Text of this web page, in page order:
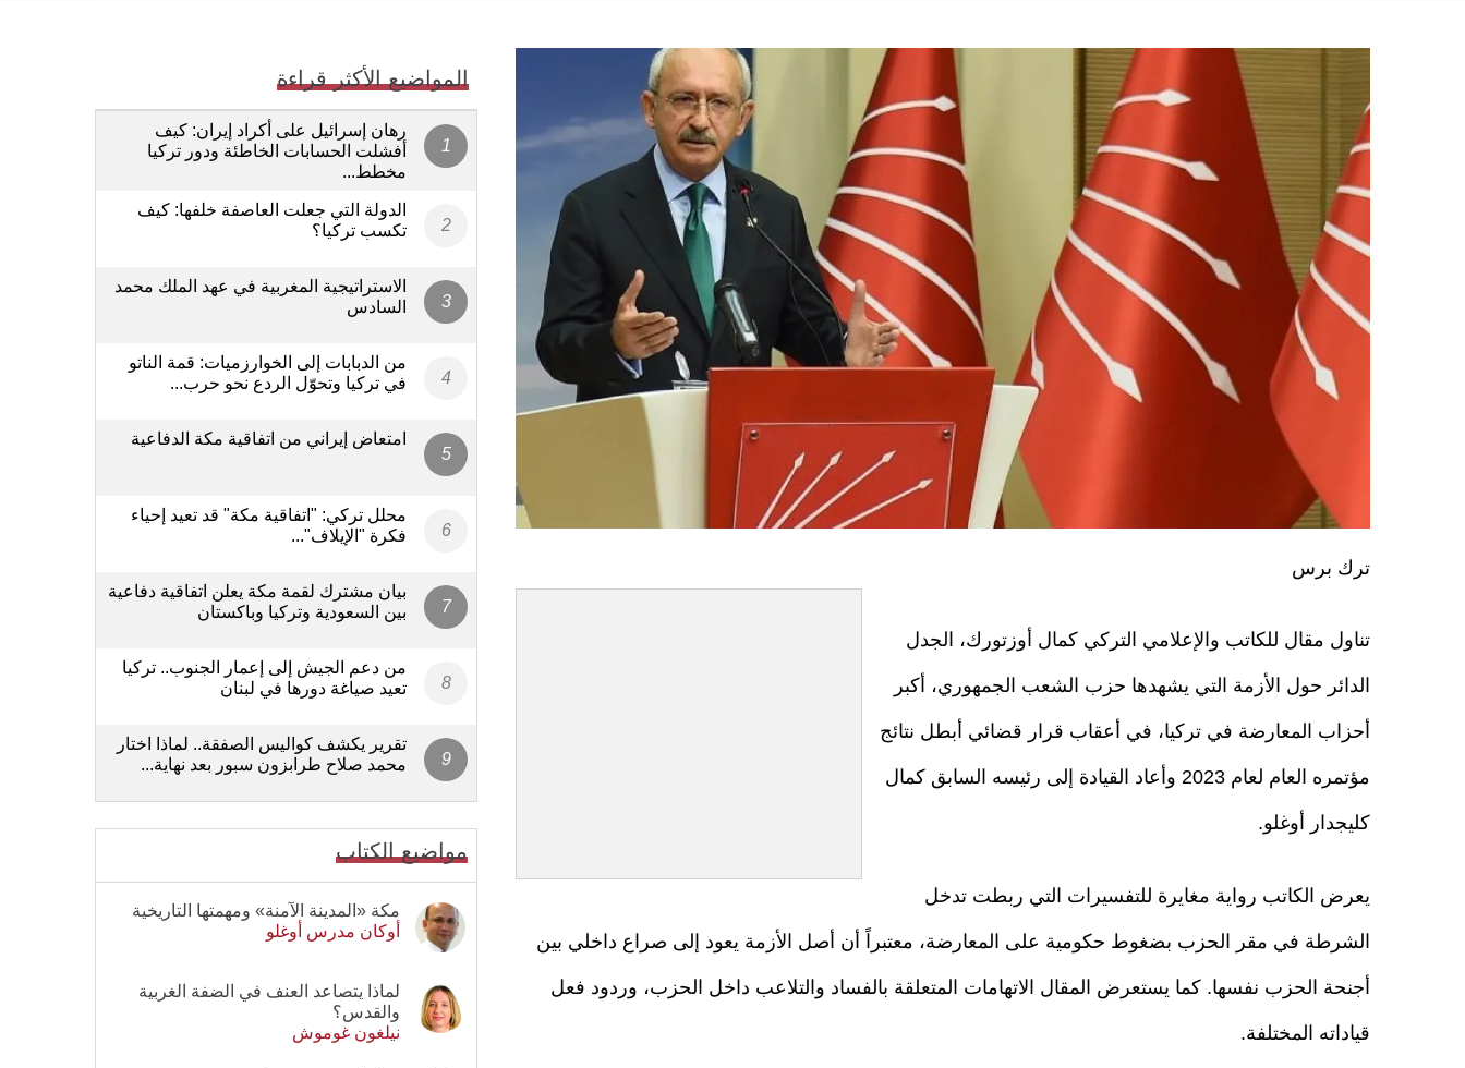
ترك برس
تناول مقال للكاتب والإعلامي التركي كمال أوزتورك، الجدل
الدائر حول الأزمة التي يشهدها حزب الشعب الجمهوري، أكبر
أحزاب المعارضة في تركيا، في أعقاب قرار قضائي أبطل نتائج
مؤتمره العام لعام 2023 وأعاد القيادة إلى رئيسه السابق كمال
كليجدار أوغلو.
يعرض الكاتب رواية مغايرة للتفسيرات التي ربطت تدخل
الشرطة في مقر الحزب بضغوط حكومية على المعارضة، معتبراً أن أصل الأزمة يعود إلى صراع داخلي بين
أجنحة الحزب نفسها. كما يستعرض المقال الاتهامات المتعلقة بالفساد والتلاعب داخل الحزب، وردود فعل
قياداته المختلفة.
المواضيع الأكثر قراءة
رهان إسرائيل على أكراد إيران: كيف
أفشلت الحسابات الخاطئة ودور تركيا
مخطط...
الدولة التي جعلت العاصفة خلفها: كيف
تكسب تركيا؟
الاستراتيجية المغربية في عهد الملك محمد
السادس
من الدبابات إلى الخوارزميات: قمة الناتو
في تركيا وتحوّل الردع نحو حرب...
امتعاض إيراني من اتفاقية مكة الدفاعية
محلل تركي: "اتفاقية مكة" قد تعيد إحياء
فكرة "الإيلاف"...
بيان مشترك لقمة مكة يعلن اتفاقية دفاعية
بين السعودية وتركيا وباكستان
من دعم الجيش إلى إعمار الجنوب.. تركيا
تعيد صياغة دورها في لبنان
تقرير يكشف كواليس الصفقة.. لماذا اختار
محمد صلاح طرابزون سبور بعد نهاية...
مواضيع الكتاب
مكة «المدينة الآمنة» ومهمتها التاريخية
أوكان مدرس أوغلو
لماذا يتصاعد العنف في الضفة الغربية
والقدس؟
نيلغون غوموش